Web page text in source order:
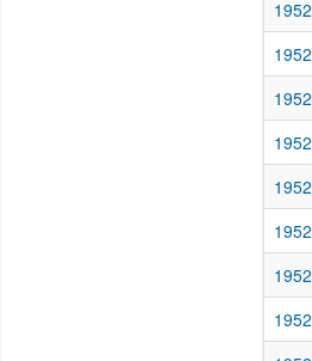
1952
1952
1952
1952
1952
1952
1952
1952